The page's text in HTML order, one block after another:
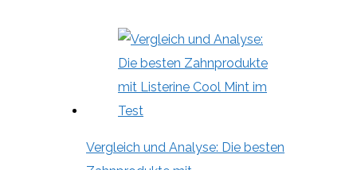
Vergleich und Analyse: Die besten